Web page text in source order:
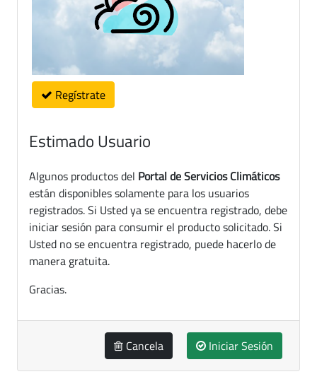
Regístrate
Estimado Usuario
Algunos productos del Portal de Servicios Climáticos
están disponibles solamente para los usuarios
registrados. Si Usted ya se encuentra registrado, debe
iniciar sesión para consumir el producto solicitado. Si
Usted no se encuentra registrado, puede hacerlo de
manera gratuita.
Gracias.
Cancela Iniciar Sesión